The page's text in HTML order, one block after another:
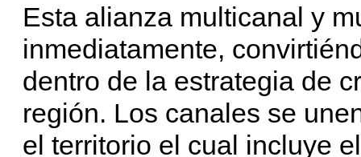
Esta alianza multicanal y
inmediatamente,
dentro de la estrategia de
región. Los canales se
el territorio el cual incluye